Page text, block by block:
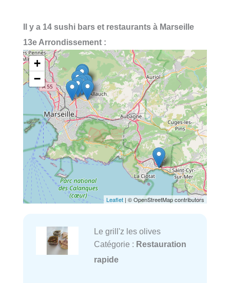
Il y a 14 sushi bars et restaurants à Marseille
13e Arrondissement :
+
−
Leaflet | © OpenStreetMap contributors
Le grill'z les olives
Catégorie : Restauration
rapide